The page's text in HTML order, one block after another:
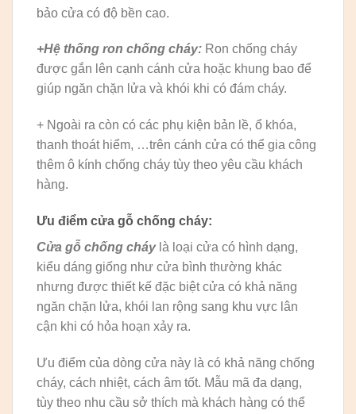
bảo cửa có độ bền cao.
+Hệ thống ron chống cháy: Ron chống cháy
được gắn lên cạnh cánh cửa hoặc khung bao để
giúp ngăn chặn lửa và khói khi có đám cháy.
+ Ngoài ra còn có các phụ kiện bản lề, ổ khóa,
thanh thoát hiểm, …trên cánh cửa có thể gia công
thêm ô kính chống cháy tùy theo yêu cầu khách
hàng.
Ưu điểm cửa gỗ chống cháy:
Cửa gỗ chống cháylà loại cửa có hình dạng,
kiểu dáng giống như cửa bình thường khác
nhưng được thiết kế đặc biệt cửa có khả năng
ngăn chặn lửa, khói lan rộng sang khu vực lân
cận khi có hỏa hoạn xảy ra.
Ưu điểm của dòng cửa này là có khả năng chống
cháy, cách nhiệt, cách âm tốt. Mẫu mã đa dạng,
tùy theo nhu cầu sở thích mà khách hàng có thể